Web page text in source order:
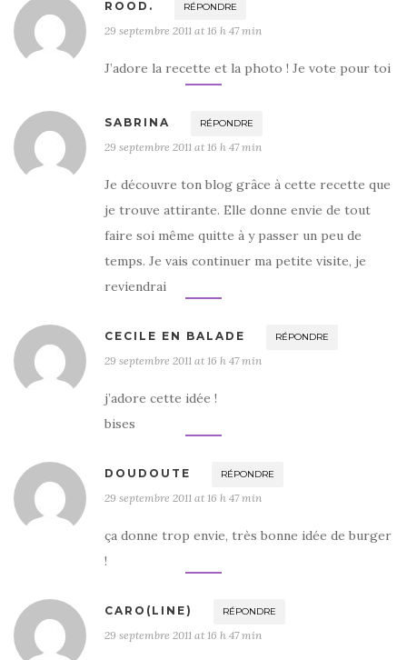
ROOD. RÉPONDRE
29 septembre 2011 at 16 h 47 min
J’adore la recette et la photo ! Je vote pour toi
SABRINA RÉPONDRE
29 septembre 2011 at 16 h 47 min
Je découvre ton blog grâce à cette recette que
je trouve attirante. Elle donne envie de tout
faire soi même quitte à y passer un peu de
temps. Je vais continuer ma petite visite, je
reviendrai
CECILE EN BALADE RÉPONDRE
29 septembre 2011 at 16 h 47 min
j’adore cette idée !
bises
DOUDOUTE RÉPONDRE
29 septembre 2011 at 16 h 47 min
ça donne trop envie, très bonne idée de burger
!
CARO(LINE) RÉPONDRE
29 septembre 2011 at 16 h 47 min